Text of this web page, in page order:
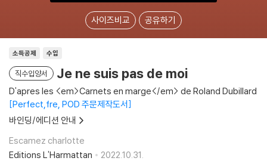
사이즈비교 공유하기
소득공제 수입
직수입양서 Je ne suis pas de moi
D'apres les <em>Carnets en marge</em> de Roland Dubillard
Perfect,fre, POD 주문제작도서
바인딩/에디션 안내
Escamez charlotte
Editions L'Harmattan
2022.10.31.